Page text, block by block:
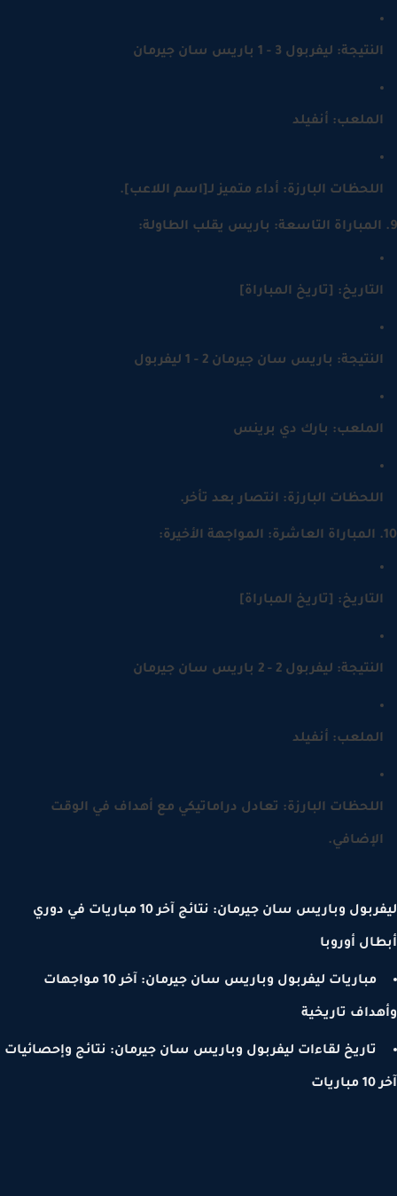
ليفربول 3 - 1 باريس سان جيرمان
أنفيلد
البارزة: أداء متميز لـ[اسم اللاعب].
[تاريخ المباراة]
باريس سان جيرمان 2 - 1 ليفربول
بارك دي برينس
البارزة: انتصار بعد تأخر.
[تاريخ المباراة]
ليفربول 2 - 2 باريس سان جيرمان
أنفيلد
البارزة: تعادل دراماتيكي مع أهداف في الوقت
ليفربول وباريس سان جيرمان: نتائج آخر 10 مباريات في دوري
أوروبا
مباريات ليفربول وباريس سان جيرمان: آخر 10 مواجهات
تاريخية
تاريخ لقاءات ليفربول وباريس سان جيرمان: نتائج وإحصائيات